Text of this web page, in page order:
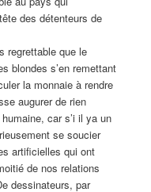
des détenteurs de
regrettable que le
blondes s’en remettant
la monnaie à rendre
augurer de rien
car s’i il ya un
se soucier
artificielles qui ont
de nos relations
dessinateurs, par